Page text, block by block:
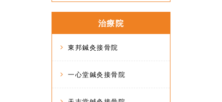
治療院
東邦鍼灸接骨院
一心堂鍼灸接骨院